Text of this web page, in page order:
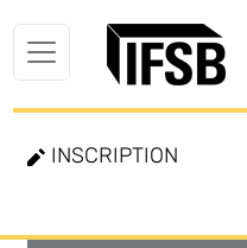
INSCRIPTION